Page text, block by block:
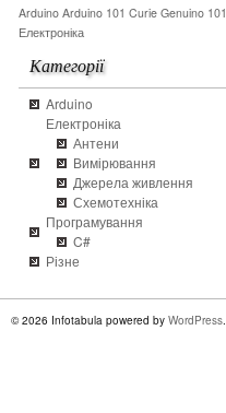
Arduino Arduino 101 Curie Genuino 101
Електроніка
Категорії
Arduino
Електроніка
Антени
Вимірювання
Джерела живлення
Схемотехніка
Програмування
C#
Різне
© 2026 Infotabula powered by WordPress